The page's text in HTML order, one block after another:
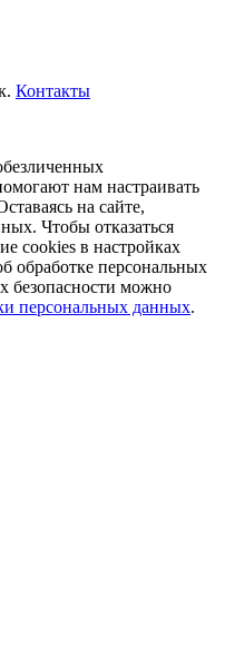
Контакты
нам настраивать
на сайте,
Чтобы отказаться
cookies в настройках
обработке персональных
безопасности можно
персональных данных.